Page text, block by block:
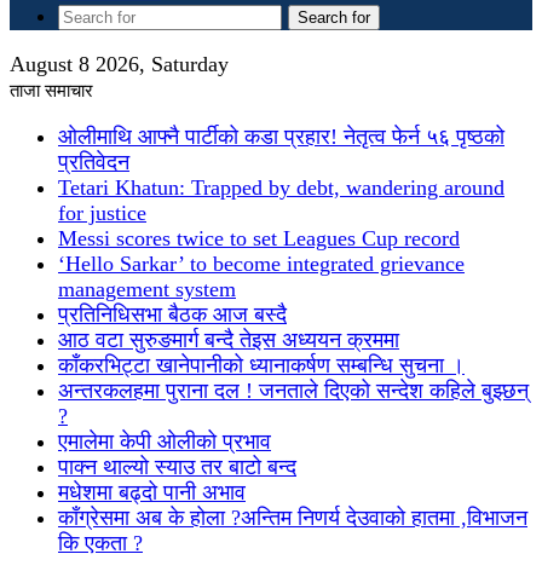
Search for
August 8 2026, Saturday
ताजा समाचार
ओलीमाथि आफ्नै पार्टीको कडा प्रहार! नेतृत्व फेर्न ५६ पृष्ठको
प्रतिवेदन
Tetari Khatun: Trapped by debt, wandering around
for justice
Messi scores twice to set Leagues Cup record
‘Hello Sarkar’ to become integrated grievance
management system
प्रतिनिधिसभा बैठक आज बस्दै
आठ वटा सुरुङमार्ग बन्दै तेइस अध्ययन क्रममा
काँकरभिट्टा खानेपानीको ध्यानाकर्षण सम्बन्धि सुचना ।
अन्तरकलहमा पुराना दल ! जनताले दिएको सन्देश कहिले बुझ्छन्
?
एमालेमा केपी ओलीको प्रभाव
पाक्न थाल्यो स्याउ तर बाटो बन्द
मधेशमा बढ्दो पानी अभाव
काँग्रेसमा अब के होला ?अन्तिम निणर्य देउवाको हातमा ,विभाजन
कि एकता ?